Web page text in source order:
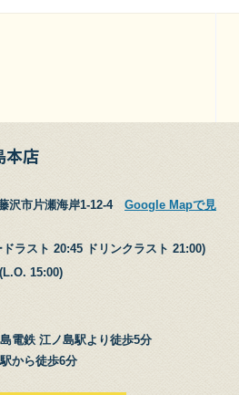
本店
沢市片瀬海岸1-12-4 Google Mapで見
ラスト 20:45 ドリンクラスト 21:00)
15:00)
電鉄 江ノ島駅より徒歩5分
から徒歩6分